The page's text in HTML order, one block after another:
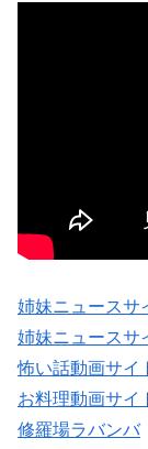
姉妹ニュースサ
姉妹ニュースサ
怖い話動画サイ
お料理動画サイ
修羅場ラバンバ